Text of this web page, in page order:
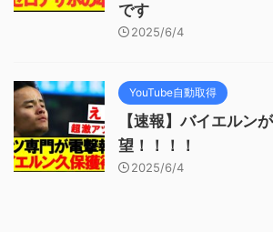
です
2025/6/4
YouTube自動取得
【速報】バイエルン
望！！！！
2025/6/4